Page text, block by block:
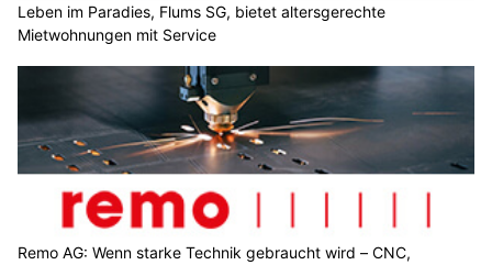
Leben im Paradies, Flums SG, bietet altersgerechte
Mietwohnungen mit Service
Remo AG: Wenn starke Technik gebraucht wird – CNC,